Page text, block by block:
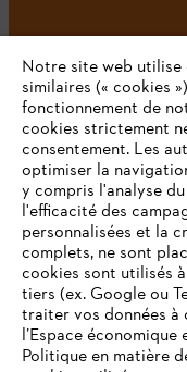
L'Entreprise
STIHL FAQ
Notre site web utilise
similaires (« cookies
fonctionnement de
cookies strictement
consentement. Les
optimiser la
y compris l'analyse
l'efficacité des
personnalisées et la
complets, ne sont
cookies sont utilisés
tiers (ex. Google ou
traiter vos données à
l’Espace
Politique en matière